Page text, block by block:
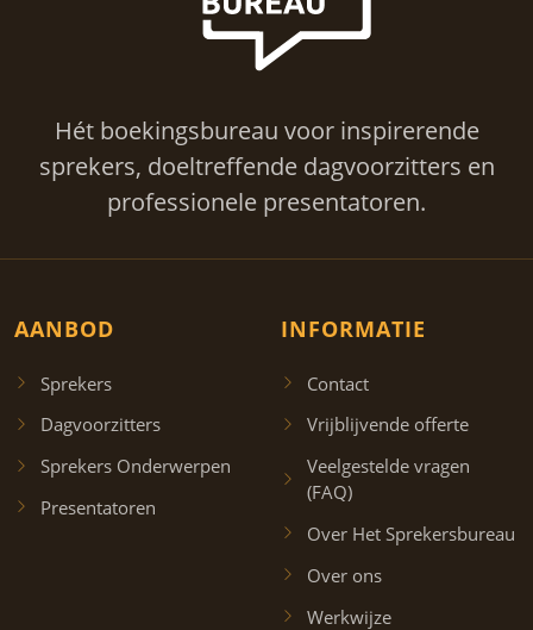
Hét boekingsbureau voor inspirerende
sprekers, doeltreffende dagvoorzitters en
professionele presentatoren.
AANBOD
Sprekers
Dagvoorzitters
Sprekers Onderwerpen
Presentatoren
INFORMATIE
Contact
Vrijblijvende offerte
Veelgestelde vragen
(FAQ)
Over Het Sprekersbureau
Over ons
Werkwijze